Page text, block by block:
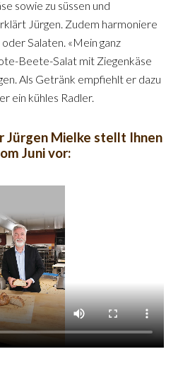
sowie zu süssen und
Jürgen. Zudem harmoniere
Salaten. «Mein ganz
Beete-Salat mit Ziegenkäse
Als Getränk empfiehlt er dazu
ein kühles Radler.
Jürgen Mielke stellt Ihnen
Juni vor: